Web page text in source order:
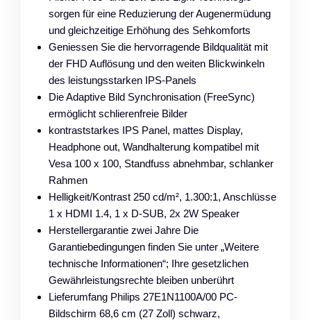
sorgen für eine Reduzierung der Augenermüdung
und gleichzeitige Erhöhung des Sehkomforts
Geniessen Sie die hervorragende Bildqualität mit
der FHD Auflösung und den weiten Blickwinkeln
des leistungsstarken IPS-Panels
Die Adaptive Bild Synchronisation (FreeSync)
ermöglicht schlierenfreie Bilder
kontraststarkes IPS Panel, mattes Display,
Headphone out, Wandhalterung kompatibel mit
Vesa 100 x 100, Standfuss abnehmbar, schlanker
Rahmen
Helligkeit/Kontrast 250 cd/m², 1.300:1, Anschlüsse
1 x HDMI 1.4, 1 x D-SUB, 2x 2W Speaker
Herstellergarantie zwei Jahre Die
Garantiebedingungen finden Sie unter „Weitere
technische Informationen“; Ihre gesetzlichen
Gewährleistungsrechte bleiben unberührt
Lieferumfang Philips 27E1N1100A/00 PC-
Bildschirm 68,6 cm (27 Zoll) schwarz,